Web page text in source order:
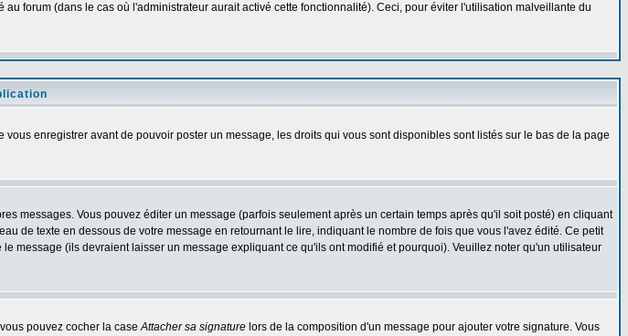
forum (dans le cas où l'administrateur aurait activé cette fonctionnalité). Ceci, pour éviter l'utilisation malveillante du
enregistrer avant de pouvoir poster un message, les droits qui vous sont disponibles sont listés sur le bas de la page
messages. Vous pouvez éditer un message (parfois seulement après un certain temps après qu'il soit posté) en cliquant
de texte en dessous de votre message en retournant le lire, indiquant le nombre de fois que vous l'avez édité. Ce petit
message (ils devraient laisser un message expliquant ce qu'ils ont modifié et pourquoi). Veuillez noter qu'un utilisateur
pouvez cocher la caseAttacher sa signature lors de la composition d'un message pour ajouter votre signature. Vous